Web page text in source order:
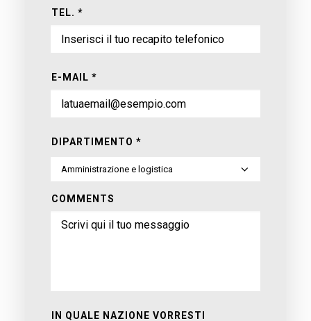
TEL. *
E-MAIL *
DIPARTIMENTO *
COMMENTS
IN QUALE NAZIONE VORRESTI